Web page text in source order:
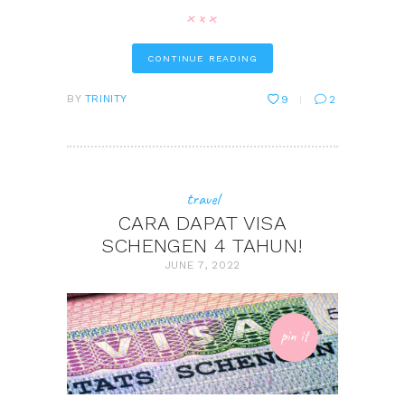
CONTINUE READING
BY TRINITY 9 2
travel
CARA DAPAT VISA
SCHENGEN 4 TAHUN!
JUNE 7, 2022
pin it